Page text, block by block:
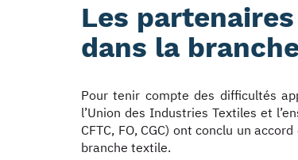
Les
dans la
Pour tenir compte des difficultés
l’Union des Industries Textiles et
CFTC, FO, CGC) ont conclu un
branche textile.